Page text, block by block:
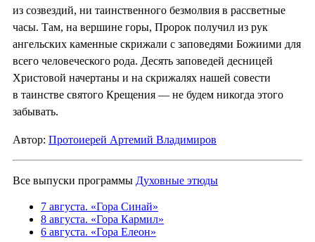
из созвездий, ни таинственного безмолвия в рассветные
часы. Там, на вершине горы, Пророк получил из рук
ангельских каменные скрижали с заповедями Божиими для
всего человеческого рода. Десять заповедей десницей
Христовой начертаны и на скрижалях нашей совести
в таинстве святого Крещения — не будем никогда этого
забывать.
Автор: Протоиерей Артемий Владимиров
Все выпуски программы Духовные этюды
7 августа. «Гора Синай»
8 августа. «Гора Кармил»
6 августа. «Гора Елеон»